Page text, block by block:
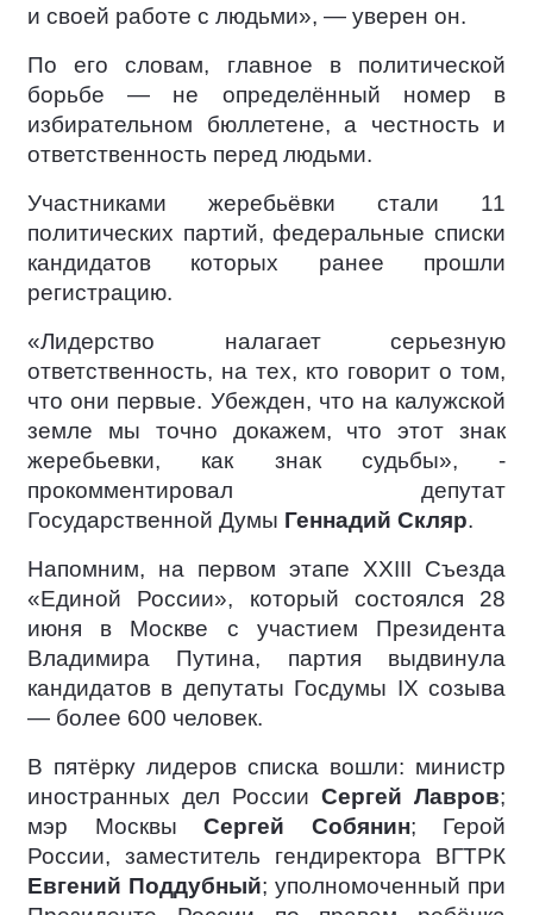
и своей работе с людьми», — уверен он.
По его словам, главное в политической
борьбе — не определённый номер в
избирательном бюллетене, а честность и
ответственность перед людьми.
Участниками жеребьёвки стали 11
политических партий, федеральные списки
кандидатов которых ранее прошли
регистрацию.
«Лидерство налагает серьезную
ответственность, на тех, кто говорит о том,
что они первые. Убежден, что на калужской
земле мы точно докажем, что этот знак
жеребьевки, как знак судьбы», -
прокомментировал депутат
Государственной Думы Геннадий Скляр.
Напомним, на первом этапе XXIII Съезда
«Единой России», который состоялся 28
июня в Москве с участием Президента
Владимира Путина, партия выдвинула
кандидатов в депутаты Госдумы IX созыва
— более 600 человек.
В пятёрку лидеров списка вошли: министр
иностранных дел России Сергей Лавров;
мэр Москвы Сергей Собянин; Герой
России, заместитель гендиректора ВГТРК
Евгений Поддубный; уполномоченный при